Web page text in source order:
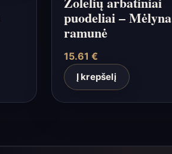
puodeliai – Mėlyna
ramunė
15.61 €
Į krepšelį